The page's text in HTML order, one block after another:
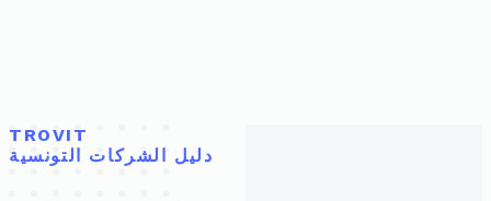
TROVIT
دليل الشركات التونسية